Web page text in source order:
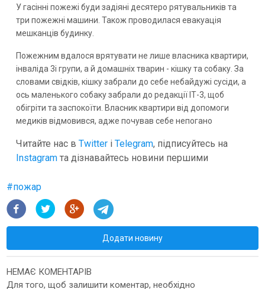
У гасінні пожежі буди задіяні десятеро рятувальників та
три пожежні машини. Також проводилася евакуація
мешканців будинку.
Пожежним вдалося врятувати не лише власника квартири,
інваліда 3і групи, а й домашніх тварин - кішку та собаку. За
словами свідків, кішку забрали до себе небайдужі сусіди, а
ось маленького собаку забрали до редакції ІТ-3, щоб
обігріти та заспокоїти. Власник квартири від допомоги
медиків відмовився, адже почував себе непогано
Читайте нас вTwitter іTelegram, підписуйтесь на
Instagram та дізнавайтесь новини першими
#пожар
Додати новину
НЕМАЄ КОМЕНТАРІВ
Для того, щоб залишити коментар, необхідно